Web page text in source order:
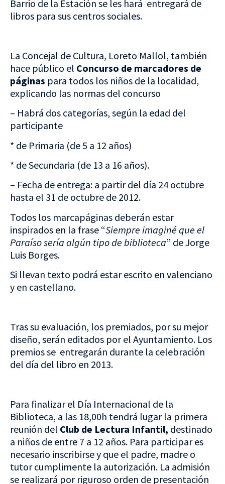
Barrio de la Estación se les hará entregará de
libros para sus centros sociales.
La Concejal de Cultura, Loreto Mallol, también
hace público el Concurso de marcadores de
páginas para todos los niños de la localidad,
explicando las normas del concurso
– Habrá dos categorías, según la edad del
participante
* de Primaria (de 5 a 12 años)
* de Secundaria (de 13 a 16 años).
– Fecha de entrega: a partir del día 24 octubre
hasta el 31 de octubre de 2012.
Todos los marcapáginas deberán estar
inspirados en la frase “Siempre imaginé que el
Paraíso sería algún tipo de biblioteca” de Jorge
Luis Borges.
Si llevan texto podrá estar escrito en valenciano
y en castellano.
Tras su evaluación, los premiados, por su mejor
diseño, serán editados por el Ayuntamiento. Los
premios se entregarán durante la celebración
del día del libro en 2013.
Para finalizar el Día Internacional de la
Biblioteca, a las 18,00h tendrá lugar la primera
reunión del Club de Lectura Infantil, destinado
a niños de entre 7 a 12 años. Para participar es
necesario inscribirse y que el padre, madre o
tutor cumplimente la autorización. La admisión
se realizará por riguroso orden de presentación